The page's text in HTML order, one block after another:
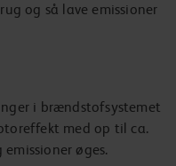
og så lave emissioner
i brændstofsystemet
med op til ca.
øges.